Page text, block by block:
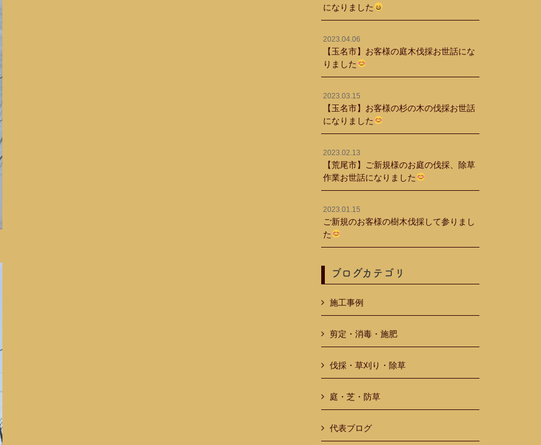
になりました
2023.04.06
【玉名市】お客様の庭木伐採お世話にな
りました
2023.03.15
【玉名市】お客様の杉の木の伐採お世話
になりました
2023.02.13
【荒尾市】ご新規様のお庭の伐採、除草
作業お世話になりました
2023.01.15
ご新規のお客様の樹木伐採して参りまし
た
ブログカテゴリ
施工事例
剪定・消毒・施肥
伐採・草刈り・除草
庭・芝・防草
代表ブログ